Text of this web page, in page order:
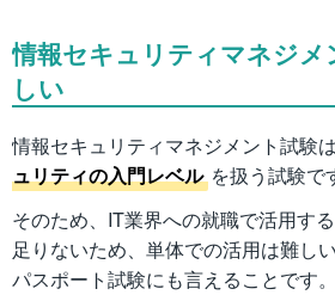
情報セキュリティマネジメ
しい
情報セキュリティマネジメント試験は
ュリティの入門レベル を扱う試験で
そのため、IT業界への就職で活用す
足りないため、単体での活用は難し
パスポート試験にも言えることです。